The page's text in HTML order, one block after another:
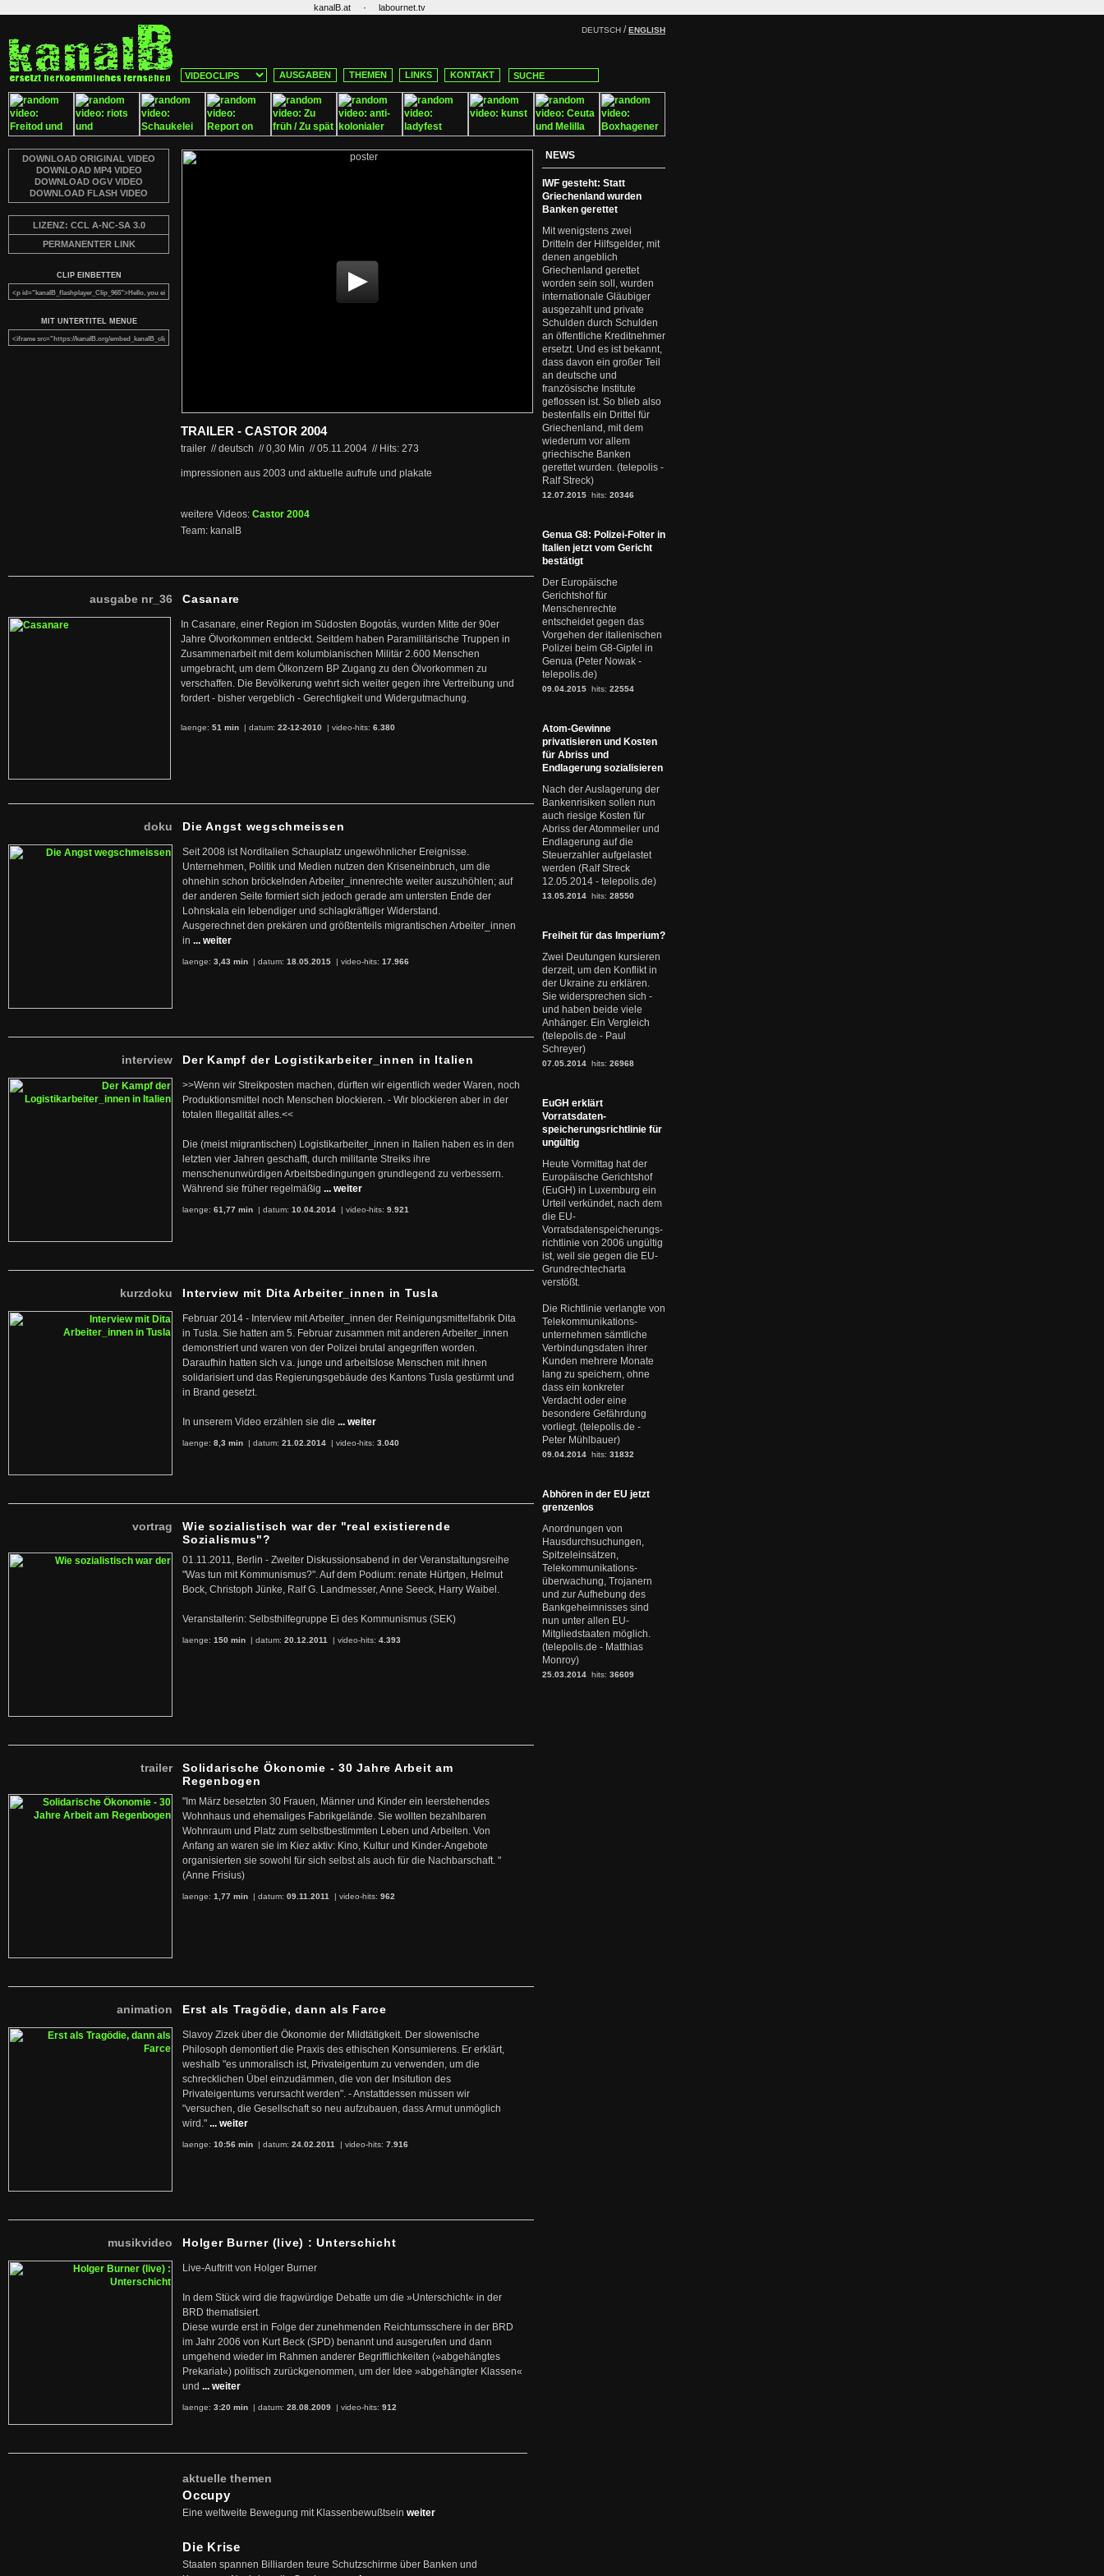
kanalB.at · labournet.tv
DEUTSCH /ENGLISH
AUSGABEN THEMEN LINKS KONTAKT
DOWNLOAD ORIGINAL VIDEO
DOWNLOAD MP4 VIDEO
DOWNLOAD OGV VIDEO
DOWNLOAD FLASH VIDEO
LIZENZ: CCL A-NC-SA 3.0
PERMANENTER LINK
CLIP EINBETTEN
MIT UNTERTITEL MENUE
TRAILER - CASTOR 2004
trailer // deutsch //0,30 Min //05.11.2004 // Hits: 273
impressionen aus 2003 und aktuelle aufrufe und plakate
weitere Videos: Castor 2004
Team: kanalB
ausgabe nr_36 Casanare
In Casanare, einer Region im Südosten Bogotás, wurden Mitte der 90er
Jahre Ölvorkommen entdeckt. Seitdem haben Paramilitärische Truppen in
Zusammenarbeit mit dem kolumbianischen Militär 2.600 Menschen
umgebracht, um dem Ölkonzern BP Zugang zu den Ölvorkommen zu
verschaffen. Die Bevölkerung wehrt sich weiter gegen ihre Vertreibung und
fordert - bisher vergeblich - Gerechtigkeit und Widergutmachung.
laenge: 51 min | datum: 22-12-2010 | video-hits: 6.380
doku Die Angst wegschmeissen
Seit 2008 ist Norditalien Schauplatz ungewöhnlicher Ereignisse.
Unternehmen, Politik und Medien nutzen den Kriseneinbruch, um die
ohnehin schon bröckelnden Arbeiter_innenrechte weiter auszuhöhlen; auf
der anderen Seite formiert sich jedoch gerade am untersten Ende der
Lohnskala ein lebendiger und schlagkräftiger Widerstand.
Ausgerechnet den prekären und größtenteils migrantischen Arbeiter_innen
in ... weiter
laenge: 3,43 min | datum: 18.05.2015 | video-hits: 17.966
interview Der Kampf der Logistikarbeiter_innen in Italien
>>Wenn wir Streikposten machen, dürften wir eigentlich weder Waren, noch
Produktionsmittel noch Menschen blockieren. - Wir blockieren aber in der
totalen Illegalität alles.<<
Die (meist migrantischen) Logistikarbeiter_innen in Italien haben es in den
letzten vier Jahren geschafft, durch militante Streiks ihre
menschenunwürdigen Arbeitsbedingungen grundlegend zu verbessern.
Während sie früher regelmäßig ... weiter
laenge: 61,77 min | datum: 10.04.2014 | video-hits: 9.921
kurzdoku Interview mit Dita Arbeiter_innen in Tusla
Februar 2014 - Interview mit Arbeiter_innen der Reinigungsmittelfabrik Dita
in Tusla. Sie hatten am 5. Februar zusammen mit anderen Arbeiter_innen
demonstriert und waren von der Polizei brutal angegriffen worden.
Daraufhin hatten sich v.a. junge und arbeitslose Menschen mit ihnen
solidarisiert und das Regierungsgebäude des Kantons Tusla gestürmt und
in Brand gesetzt.
In unserem Video erzählen sie die ... weiter
laenge: 8,3 min | datum: 21.02.2014 | video-hits: 3.040
vortrag
Wie sozialistisch war der "real existierende
Sozialismus"?
01.11.2011, Berlin - Zweiter Diskussionsabend in der Veranstaltungsreihe
"Was tun mit Kommunismus?". Auf dem Podium: renate Hürtgen, Helmut
Bock, Christoph Jünke, Ralf G. Landmesser, Anne Seeck, Harry Waibel.
Veranstalterin: Selbsthilfegruppe Ei des Kommunismus (SEK)
laenge: 150 min | datum: 20.12.2011 | video-hits: 4.393
trailer
Solidarische Ökonomie - 30 Jahre Arbeit am
Regenbogen
"Im März besetzten 30 Frauen, Männer und Kinder ein leerstehendes
Wohnhaus und ehemaliges Fabrikgelände. Sie wollten bezahlbaren
Wohnraum und Platz zum selbstbestimmten Leben und Arbeiten. Von
Anfang an waren sie im Kiez aktiv: Kino, Kultur und Kinder-Angebote
organisierten sie sowohl für sich selbst als auch für die Nachbarschaft. "
(Anne Frisius)
laenge: 1,77 min | datum: 09.11.2011 | video-hits: 962
animation Erst als Tragödie, dann als Farce
Slavoy Zizek über die Ökonomie der Mildtätigkeit. Der slowenische
Philosoph demontiert die Praxis des ethischen Konsumierens. Er erklärt,
weshalb "es unmoralisch ist, Privateigentum zu verwenden, um die
schrecklichen Übel einzudämmen, die von der Insitution des
Privateigentums verursacht werden". - Anstattdessen müssen wir
"versuchen, die Gesellschaft so neu aufzubauen, dass Armut unmöglich
wird." ... weiter
laenge: 10:56 min | datum: 24.02.2011 | video-hits: 7.916
musikvideo Holger Burner (live) : Unterschicht
Live-Auftritt von Holger Burner
In dem Stück wird die fragwürdige Debatte um die »Unterschicht« in der
BRD thematisiert.
Diese wurde erst in Folge der zunehmenden Reichtumsschere in der BRD
im Jahr 2006 von Kurt Beck (SPD) benannt und ausgerufen und dann
umgehend wieder im Rahmen anderer Begrifflichkeiten (»abgehängtes
Prekariat«) politisch zurückgenommen, um der Idee »abgehängter Klassen«
und ... weiter
laenge: 3:20 min | datum: 28.08.2009 | video-hits: 912
aktuelle themen
Occupy
Eine weltweite Bewegung mit Klassenbewußtsein weiter
Die Krise
Staaten spannen Billiarden teure Schutzschirme über Banken und
NEWS
IWF gesteht: Statt
Griechenland wurden
Banken gerettet
Mit wenigstens zwei
Dritteln der Hilfsgelder, mit
denen angeblich
Griechenland gerettet
worden sein soll, wurden
internationale Gläubiger
ausgezahlt und private
Schulden durch Schulden
an öffentliche Kreditnehmer
ersetzt. Und es ist bekannt,
dass davon ein großer Teil
an deutsche und
französische Institute
geflossen ist. So blieb also
bestenfalls ein Drittel für
Griechenland, mit dem
wiederum vor allem
griechische Banken
gerettet wurden. (telepolis -
Ralf Streck)
12.07.2015 hits: 20346
Genua G8: Polizei-Folter in
Italien jetzt vom Gericht
bestätigt
Der Europäische
Gerichtshof für
Menschenrechte
entscheidet gegen das
Vorgehen der italienischen
Polizei beim G8-Gipfel in
Genua (Peter Nowak -
telepolis.de)
09.04.2015 hits: 22554
Atom-Gewinne
privatisieren und Kosten
für Abriss und
Endlagerung sozialisieren
Nach der Auslagerung der
Bankenrisiken sollen nun
auch riesige Kosten für
Abriss der Atommeiler und
Endlagerung auf die
Steuerzahler aufgelastet
werden (Ralf Streck
12.05.2014 - telepolis.de)
13.05.2014 hits: 28550
Freiheit für das Imperium?
Zwei Deutungen kursieren
derzeit, um den Konflikt in
der Ukraine zu erklären.
Sie widersprechen sich -
und haben beide viele
Anhänger. Ein Vergleich
(telepolis.de - Paul
Schreyer)
07.05.2014 hits: 26968
EuGH erklärt
Vorratsdaten-
speicherungsrichtlinie für
ungültig
Heute Vormittag hat der
Europäische Gerichtshof
(EuGH) in Luxemburg ein
Urteil verkündet, nach dem
die EU-
Vorratsdatenspeicherungs-
richtlinie von 2006 ungültig
ist, weil sie gegen die EU-
Grundrechtecharta
verstößt.
Die Richtlinie verlangte von
Telekommunikations-
unternehmen sämtliche
Verbindungsdaten ihrer
Kunden mehrere Monate
lang zu speichern, ohne
dass ein konkreter
Verdacht oder eine
besondere Gefährdung
vorliegt. (telepolis.de -
Peter Mühlbauer)
09.04.2014 hits: 31832
Abhören in der EU jetzt
grenzenlos
Anordnungen von
Hausdurchsuchungen,
Spitzeleinsätzen,
Telekommunikations-
überwachung, Trojanern
und zur Aufhebung des
Bankgeheimnisses sind
nun unter allen EU-
Mitgliedstaaten möglich.
(telepolis.de - Matthias
Monroy)
25.03.2014 hits: 36609